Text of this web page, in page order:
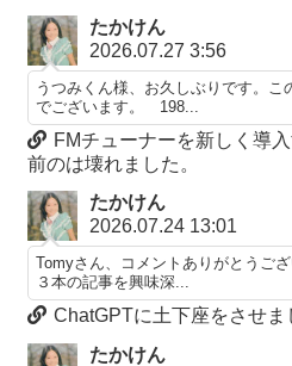
たかけん
2026.07.27 3:56
うつみくん様、お久しぶりです。こ
でございます。 198...
FMチューナーを新しく導
前のは壊れました。
たかけん
2026.07.24 13:01
Tomyさん、コメントありがとうご
３本の記事を興味深...
ChatGPTに土下座をさせま
たかけん